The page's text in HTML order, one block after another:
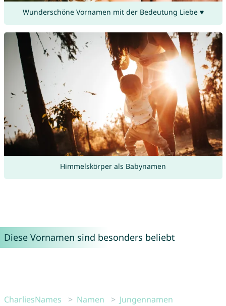
Wunderschöne Vornamen mit der Bedeutung Liebe ♥
Himmelskörper als Babynamen
Diese Vornamen sind besonders beliebt
CharliesNames Namen
Jungennamen